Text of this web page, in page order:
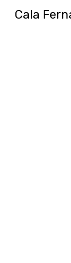
Cala